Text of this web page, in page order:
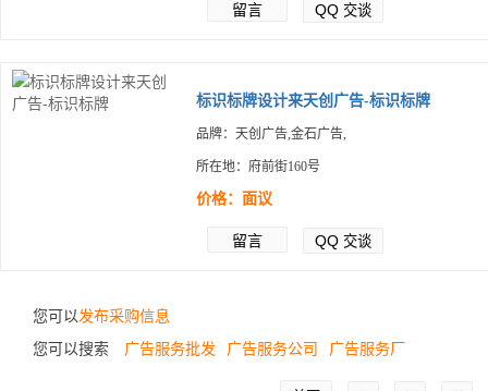
留言 QQ 交谈
标识标牌设计来天创广告-标识标牌
品牌：天创广告,金石广告,
所在地：府前街160号
价格：面议
留言 QQ 交谈
您可以发布采购信息
您可以搜索
广告服务批发 广告服务公司 广告服务厂